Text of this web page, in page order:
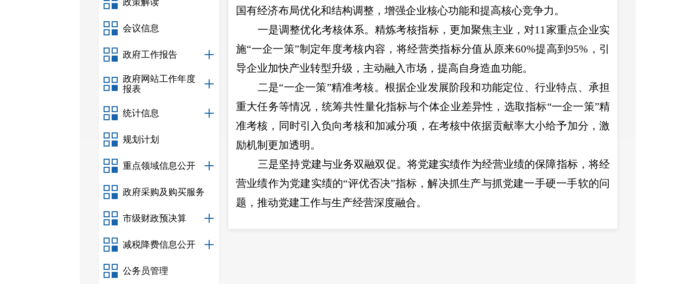
政策解读
会议信息
政府工作报告
政府网站工作年度
报表
统计信息
规划计划
重点领域信息公开
政府采购及购买服务
市级财政预决算
减税降费信息公开
公务员管理
国有经济布局优化和结构调整，增强企业核心功能和提高核心竞争力。
一是调整优化考核体系。精炼考核指标，更加聚焦主业，对11家重点企业实
施“一企一策”制定年度考核内容，将经营类指标分值从原来60%提高到95% ，引
导企业加快产业转型升级，主动融入市场，提高自身造血功能。
二是“一企一策”精准考核。根据企业发展阶段和功能定位、行业特点、承担
重大任务等情况，统筹共性量化指标与个体企业差异性，选取指标“一企一策”精
准考核，同时引入负向考核和加减分项，在考核中依据贡献率大小给予加分，激
励机制更加透明。
三是坚持党建与业务双融双促。将党建实绩作为经营业绩的保障指标，将经
营业绩作为党建实绩的“评优否决”指标，解决抓生产与抓党建一手硬一手软的问
题，推动党建工作与生产经营深度融合。